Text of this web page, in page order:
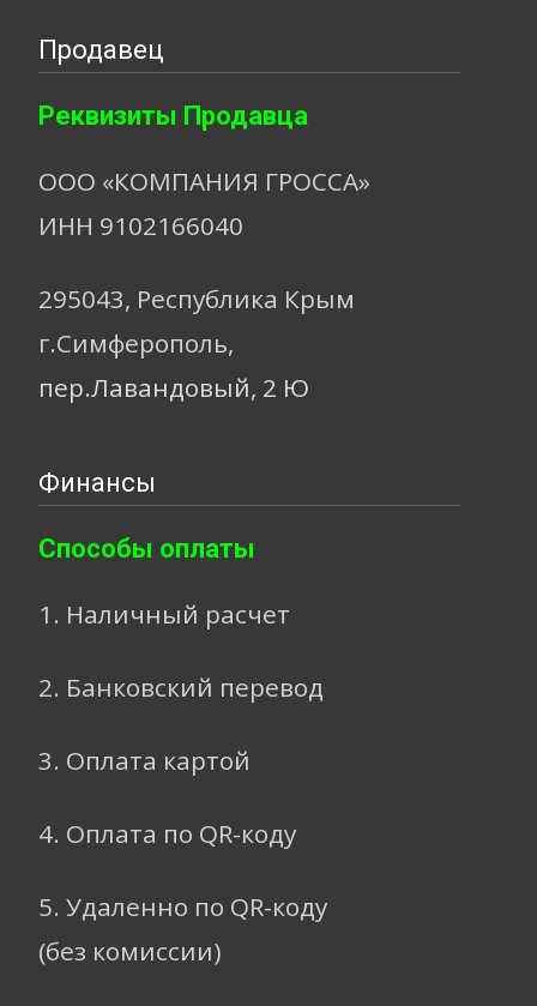
Продавец
Реквизиты Продавца
ООО «КОМПАНИЯ ГРОССА»
ИНН 9102166040
295043, Республика Крым
г.Симферополь,
пер.Лавандовый, 2 Ю
Финансы
Способы оплаты
1. Наличный расчет
2. Банковский перевод
3. Оплата картой
4. Оплата по QR-коду
5. Удаленно по QR-коду
(без комиссии)